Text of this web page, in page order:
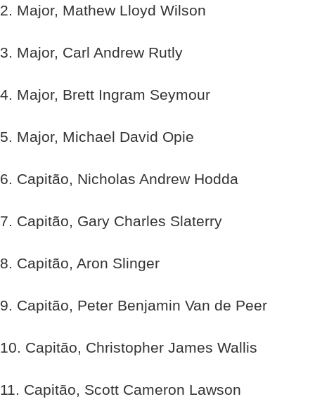
2. Major, Mathew Lloyd Wilson
3. Major, Carl Andrew Rutly
4. Major, Brett Ingram Seymour
5. Major, Michael David Opie
6. Capitão, Nicholas Andrew Hodda
7. Capitão, Gary Charles Slaterry
8. Capitão, Aron Slinger
9. Capitão, Peter Benjamin Van de Peer
10. Capitão, Christopher James Wallis
11. Capitão, Scott Cameron Lawson